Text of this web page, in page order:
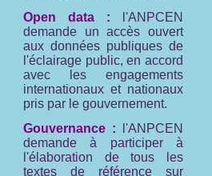
Open data : l'ANPCEN
demande un accès ouvert
aux données publiques de
l'éclairage public, en accord
avec les engagements
internationaux et nationaux
pris par le gouvernement.
Gouvernance :
l'ANPCEN
demande à participer à
l'élaboration de tous les
textes de référence sur